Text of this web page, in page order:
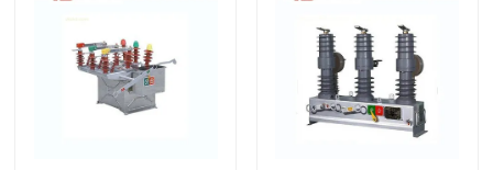
เกี่ยวกับเรา